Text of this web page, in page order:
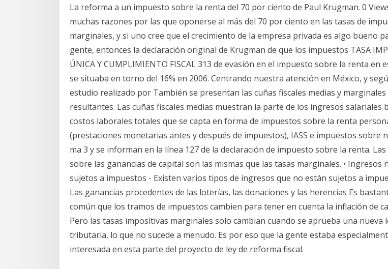
La reforma a un impuesto sobre la renta del 70 por ciento de Paul Krugman. 0
muchas razones por las que oponerse al más del 70 por ciento en las tasas de
marginales, y si uno cree que el crecimiento de la empresa privada es algo bueno
gente, entonces la declaración original de Krugman de que los impuestos TASA
ÚNICA Y CUMPLIMIENTO FISCAL 313 de evasión en el impuesto sobre la renta en
se situaba en torno del 16% en 2006. Centrando nuestra atención en México, y
estudio realizado por También se presentan las cuñas fiscales medias y marginales
resultantes. Las cuñas fiscales medias muestran la parte de los ingresos salariales
costos laborales totales que se capta en forma de impuestos sobre la renta
(prestaciones monetarias antes y después de impuestos), IASS e impuestos sobre
ma 3 y se informan en la línea 127 de la declaración de impuesto sobre la renta. Las
sobre las ganancias de capital son las mismas que las tasas marginales. • Ingresos
sujetos a impuestos - Existen varios tipos de ingresos que no están sujetos a
Las ganancias procedentes de las loterías, las donaciones y las herencias Es
común que los tramos de impuestos cambien para tener en cuenta la inflación de
Pero las tasas impositivas marginales solo cambian cuando se aprueba una nueva
tributaria, lo que no sucede a menudo. Es por eso que la gente estaba
interesada en esta parte del proyecto de ley de reforma fiscal.